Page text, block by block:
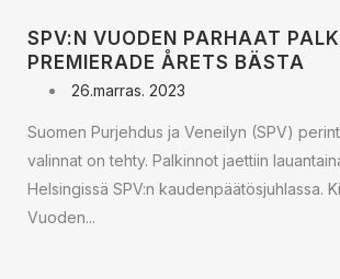
SPV:N VUODEN PARHAAT
PREMIERADE ÅRETS BÄSTA
26.marras. 2023
Suomen Purjehdus ja Veneilyn (SPV)
valinnat on tehty. Palkinnot jaettiin
Helsingissä SPV:n kaudenpäätösjuhlassa.
Vuoden...